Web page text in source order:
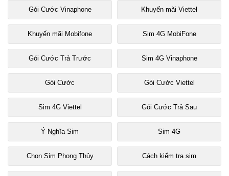
Gói Cước Vinaphone Khuyến mãi Viettel
Khuyến mãi Mobifone Sim 4G MobiFone
Gói Cước Trả Trước Sim 4G Vinaphone
Gói Cước Gói Cước Viettel
Sim 4G Viettel Gói Cước Trả Sau
Ý Nghĩa Sim Sim 4G
Chọn Sim Phong Thủy Cách kiểm tra sim